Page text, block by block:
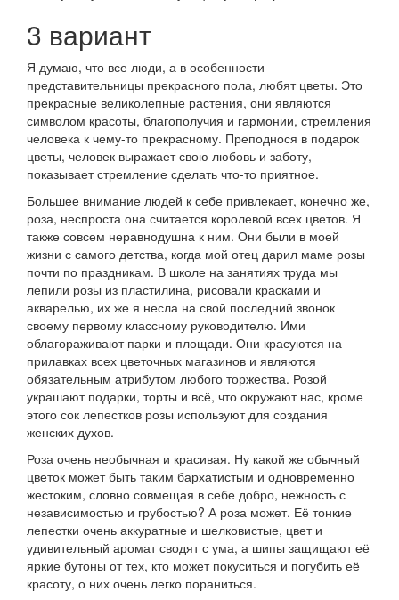
3 вариант
Я думаю, что все люди, а в особенности
представительницы прекрасного пола, любят цветы. Это
прекрасные великолепные растения, они являются
символом красоты, благополучия и гармонии, стремления
человека к чему-то прекрасному. Преподнося в подарок
цветы, человек выражает свою любовь и заботу,
показывает стремление сделать что-то приятное.
Большее внимание людей к себе привлекает, конечно же,
роза, неспроста она считается королевой всех цветов. Я
также совсем неравнодушна к ним. Они были в моей
жизни с самого детства, когда мой отец дарил маме розы
почти по праздникам. В школе на занятиях труда мы
лепили розы из пластилина, рисовали красками и
акварелью, их же я несла на свой последний звонок
своему первому классному руководителю. Ими
облагораживают парки и площади. Они красуются на
прилавках всех цветочных магазинов и являются
обязательным атрибутом любого торжества. Розой
украшают подарки, торты и всё, что окружают нас, кроме
этого сок лепестков розы используют для создания
женских духов.
Роза очень необычная и красивая. Ну какой же обычный
цветок может быть таким бархатистым и одновременно
жестоким, словно совмещая в себе добро, нежность с
независимостью и грубостью? А роза может. Её тонкие
лепестки очень аккуратные и шелковистые, цвет и
удивительный аромат сводят с ума, а шипы защищают её
яркие бутоны от тех, кто может покуситься и погубить её
красоту, о них очень легко пораниться.